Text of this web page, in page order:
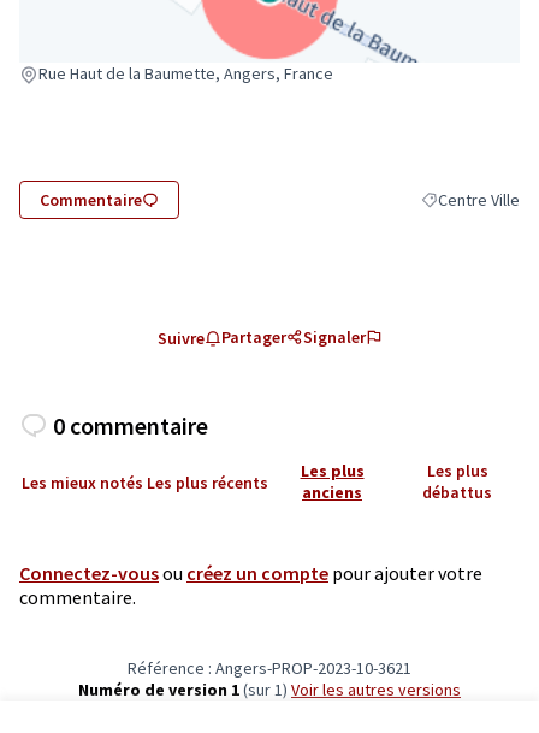
Rue Haut de la Baumette, Angers, France
(Lien externe)
Commentaire Filtrer les
Centre Ville
Suivre Partager Signaler
0 commentaire
Les mieux notés Les plus récents
Les plus
anciens
Les plus
débattus
Connectez-vousou créez un compte pour ajouter votre
commentaire.
Référence : Angers-PROP-2023-10-3621
Numéro de version 1(sur 1)
voir les autres versions